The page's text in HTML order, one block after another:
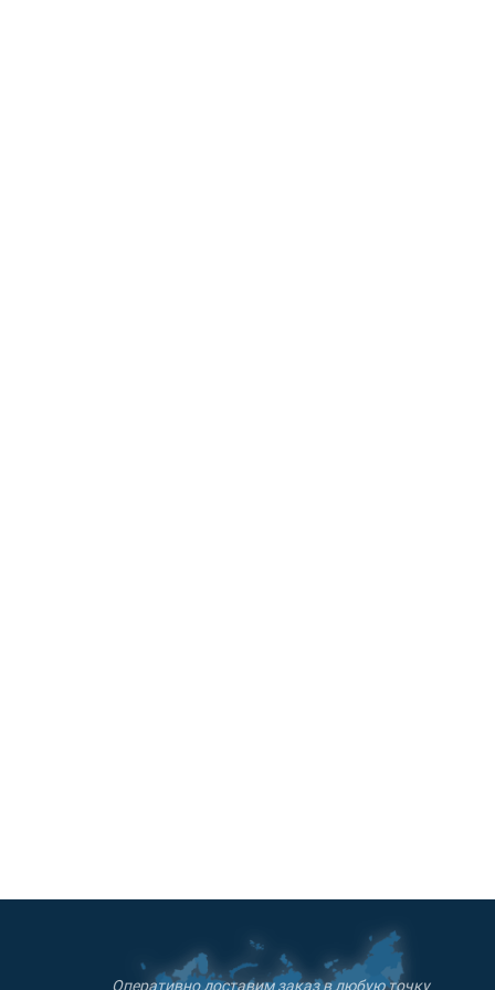
Закрываются на липучку.
прочные нейлоновые нити,
Оперативно доставим заказ в любую точку